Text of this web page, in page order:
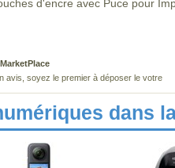
d'encre avec Puce pour
avis, soyez le premier à déposer le votre
dans